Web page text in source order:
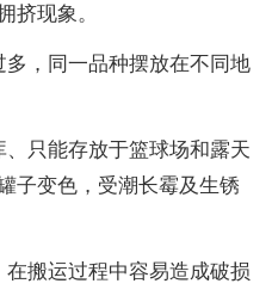
挤现象。
，同一品种摆放在不同地
只能存放于篮球场和露天
子变色，受潮长霉及生锈
搬运过程中容易造成破损